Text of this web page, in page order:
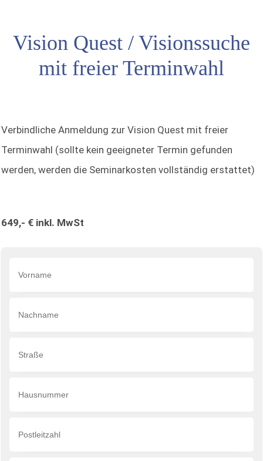
Vision Quest / Visionssuche
mit freier Terminwahl
Verbindliche Anmeldung zur Vision Quest mit freier
Terminwahl (sollte kein geeigneter Termin gefunden
werden, werden die Seminarkosten vollständig erstattet)
649,- € inkl. MwSt